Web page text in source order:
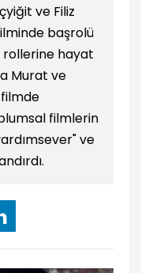
ve Filiz
başrolü
rollerine hayat
Murat ve
filmlerin
ve